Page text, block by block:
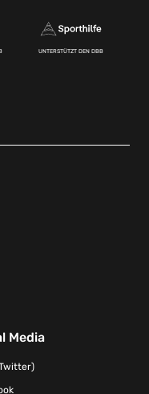
UNTERSTÜTZT DEN DBB
Media